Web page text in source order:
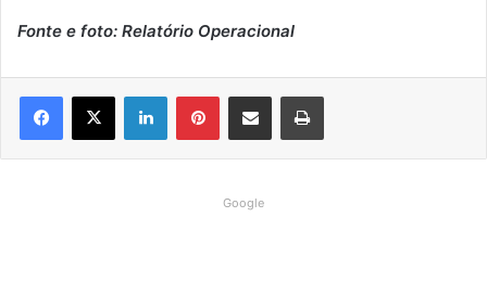
Fonte e foto: Relatório Operacional
Google